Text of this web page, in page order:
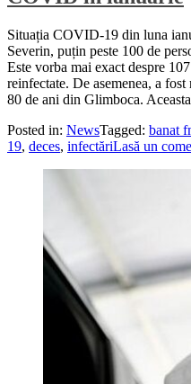
Situația COVID-19 din luna
Severin, puțin peste 100 de
Este vorba mai exact despre
reinfectate. De asemenea, a
80 de ani din Glimboca.
Posted in: NewsTagged: banat
19, deces, infectăriLasă un